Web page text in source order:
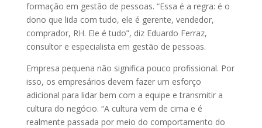
formação em gestão de pessoas. “Essa é a regra: é o
dono que lida com tudo, ele é gerente, vendedor,
comprador, RH. Ele é tudo”, diz Eduardo Ferraz,
consultor e especialista em gestão de pessoas.
Empresa pequena não significa pouco profissional. Por
isso, os empresários devem fazer um esforço
adicional para lidar bem com a equipe e transmitir a
cultura do negócio. “A cultura vem de cima e é
realmente passada por meio do comportamento do